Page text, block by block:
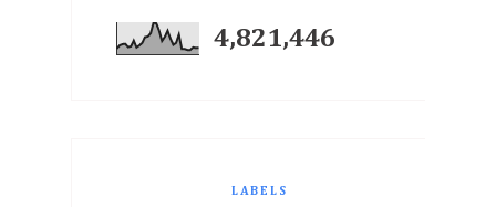
4,821,446
LABELS